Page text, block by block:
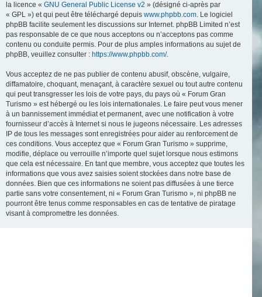
la licence « GNU General Public License v2 » (désigné ci-après par
« GPL ») et qui peut être téléchargé depuis www.phpbb.com. Le logiciel
phpBB facilite seulement les discussions sur Internet. phpBB Limited n’est
pas responsable de ce que nous acceptons ou n’acceptons pas comme
contenu ou conduite permis. Pour de plus amples informations au sujet de
phpBB, veuillez consulter : https://www.phpbb.com/.
Vous acceptez de ne pas publier de contenu abusif, obscène, vulgaire,
diffamatoire, choquant, menaçant, à caractère sexuel ou tout autre contenu
qui peut transgresser les lois de votre pays, du pays où « Forum Gran
Turismo » est hébergé ou les lois internationales. Le faire peut vous mener
à un bannissement immédiat et permanent, avec une notification à votre
fournisseur d’accès à Internet si nous le jugeons nécessaire. Les adresses
IP de tous les messages sont enregistrées pour aider au renforcement de
ces conditions. Vous acceptez que « Forum Gran Turismo » supprime,
modifie, déplace ou verrouille n’importe quel sujet lorsque nous estimons
que cela est nécessaire. En tant que membre, vous acceptez que toutes les
informations que vous avez saisies soient stockées dans notre base de
données. Bien que ces informations ne soient pas diffusées à une tierce
partie sans votre consentement, ni « Forum Gran Turismo », ni phpBB ne
pourront être tenus comme responsables en cas de tentative de piratage
visant à compromettre les données.